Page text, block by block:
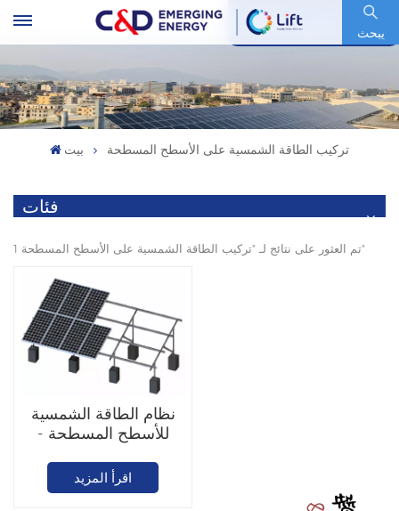
يبحث
رمز السهم : 600153.SH
بيت تركيب الطاقة الشمسية على الأسطح المسطحة
فئات
1 تم العثور على نتائج لـ "تركيب الطاقة الشمسية على الأسطح المسطحة"
نظام الطاقة الشمسية
للأسطح المسطحة -
اقرأ المزيد